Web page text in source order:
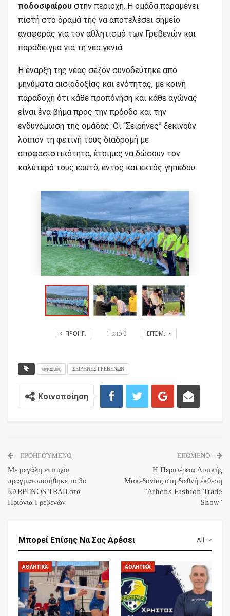
ποδοσφαίρου στην περιοχή. Η ομάδα παραμένει
πιστή στο όραμά της να αποτελέσει σημείο
αναφοράς για τον αθλητισμό των Γρεβενών και
παράδειγμα για τη νέα γενιά.
Η έναρξη της νέας σεζόν συνοδεύτηκε από
μηνύματα αισιοδοξίας και ενότητας, με κοινή
παραδοχή ότι κάθε προπόνηση και κάθε αγώνας
είναι ένα βήμα προς την πρόοδο και την
ενδυνάμωση της ομάδας. Οι “Σειρήνες” ξεκινούν
λοιπόν τη φετινή τους διαδρομή με
αποφασιστικότητα, έτοιμες να δώσουν τον
καλύτερό τους εαυτό, εντός και εκτός γηπέδου.
ΠΡΟΗΓ. 1 από 3 ΕΠΌΜ.
αγιασμός ΣΕΙΡΗΝΕΣ ΓΡΕΒΕΝΩΝ
Κοινοποίηση
ΠΡΟΗΓΟΎΜΕΝΟ
Με μεγάλη επιτυχία
πραγματοποιήθηκε το 3ο
KARPENOS TRAILστα
Πριόνια Γρεβενών
ΕΠΌΜΕΝΟ
H Περιφέρεια Δυτικής
Μακεδονίας στη διεθνή έκθεση
“Athens Fashion Trade
Show”
All
Μπορεί Επίσης Να Σας Αρέσει
ΑΘΛΗΤΙΚΆ ΑΘΛΗΤΙΚΆ